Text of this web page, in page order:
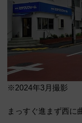
※2024年3月撮影
まっすぐ進まず西に